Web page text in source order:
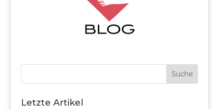
Suche
Letzte Artikel